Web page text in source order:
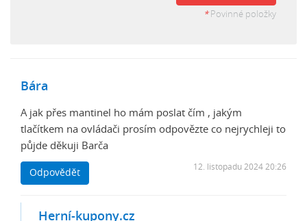
*Povinné položky
Bára
A jak přes mantinel ho mám poslat čím , jakým
tlačítkem na ovládači prosím odpovězte co nejrychleji to
půjde děkuji Barča
Odpovědět
12. listopadu 2024 20:26
Herní-kupony.cz